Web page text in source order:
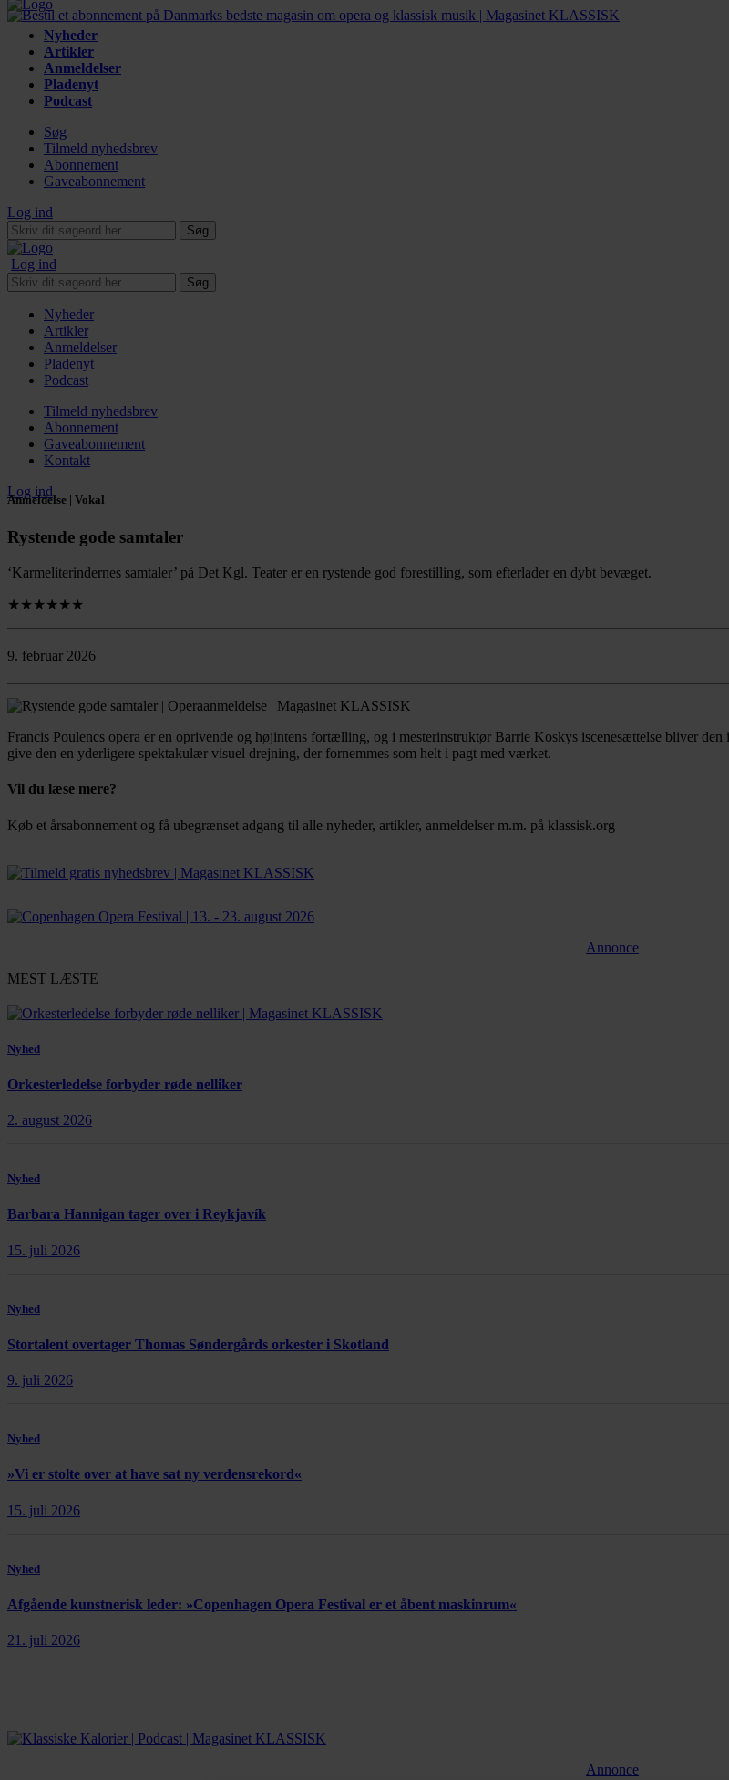
Nyheder
Artikler
Anmeldelser
Pladenyt
Podcast
Søg
Tilmeld nyhedsbrev
Abonnement
Gaveabonnement
Log ind
Søg
Log ind
Søg
Nyheder
Artikler
Anmeldelser
Pladenyt
Podcast
Tilmeld nyhedsbrev
Abonnement
Gaveabonnement
Kontakt
Log ind
Anmeldelse | Vokal
Rystende gode samtaler
‘Karmeliterindernes samtaler’ på Det Kgl. Teater er en rystende god forestilling, som efterlader en dybt bevæget.
★★★★★★
9. februar 2026
Francis Poulencs opera er en oprivende og højintens fortælling, og i mesterinstruktør Barrie Koskys iscenesættelse bliver
give den en yderligere spektakulær visuel drejning, der fornemmes som helt i pagt med værket.
Vil du læse mere?
Køb et årsabonnement og få ubegrænset adgang til alle nyheder, artikler, anmeldelser m.m. på klassisk.org
Annonce
MEST LÆSTE
Nyhed
Orkesterledelse forbyder røde nelliker
2. august 2026
Nyhed
Barbara Hannigan tager over i Reykjavík
15. juli 2026
Nyhed
Stortalent overtager Thomas Søndergårds orkester i Skotland
9. juli 2026
Nyhed
»Vi er stolte over at have sat ny verdensrekord«
15. juli 2026
Nyhed
Afgående kunstnerisk leder: »Copenhagen Opera Festival er et åbent maskinrum«
21. juli 2026
Annonce